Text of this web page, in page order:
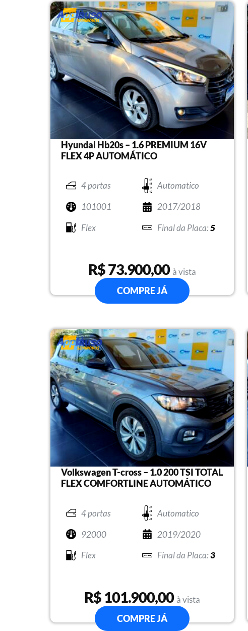
Hyundai Hb20s – 1.6 PREMIUM 16V
FLEX 4P AUTOMÁTICO
4 portas
Automatico
101001
2017/2018
Flex
5
R$ 73.900,00 à vista
COMPRE JÁ
Volkswagen T-cross – 1.0 200 TSI TOTAL
FLEX COMFORTLINE AUTOMÁTICO
4 portas
Automatico
92000
2019/2020
Flex
3
R$ 101.900,00 à vista
COMPRE JÁ